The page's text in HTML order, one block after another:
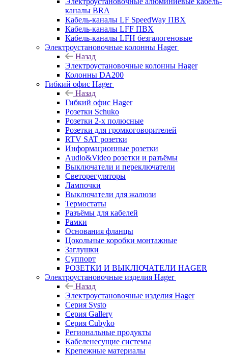
каналы BRA
Кабель-каналы LF SpeedWay ПВХ
Кабель-каналы LFF ПВХ
Кабель-каналы LFH безгалогеновые
Электроустановочные колонны Hager
Назад
Электроустановочные колонны Hager
Колонны DA200
Гибкий офис Hager
Назад
Гибкий офис Hager
Розетки Schuko
Розетки 2-х полюсные
Розетки для громкоговорителей
RTV SAT розетки
Информационные розетки
Audio&Video розетки и разъёмы
Выключатели и переключатели
Светорегуляторы
Лампочки
Выключатели для жалюзи
Термостаты
Разъёмы для кабелей
Рамки
Основания фланцы
Цокольные коробки монтажные
Заглушки
Суппорт
РОЗЕТКИ И ВЫКЛЮЧАТЕЛИ HAGER
Электроустановочные изделия Hager
Назад
Электроустановочные изделия Hager
Серия Systo
Серия Gallery
Серия Cubyko
Региональные продукты
Кабеленесущие системы
Крепежные материалы